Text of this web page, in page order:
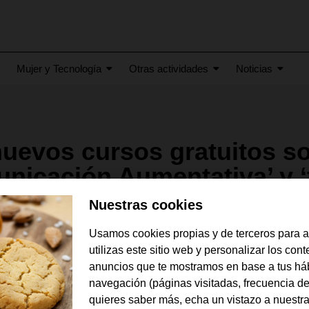
Mujer y Tecnología Otras actividades Noticias
cursos gratuitos
Aumentativa’ y
para mejorar su calidad
Nuestras cookies
Usamos cookies propias y de terceros para
utilizas este sitio web y personalizar los
anuncios que te mostramos en base a tus
navegación (páginas visitadas, frecuencia
quieres saber más, echa un vistazo a nuestra